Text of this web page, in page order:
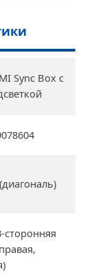
Sync Box с
сторонняя